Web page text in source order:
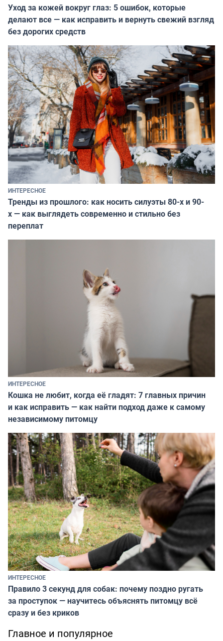
Уход за кожей вокруг глаз: 5 ошибок, которые
делают все — как исправить и вернуть свежий взгляд
без дорогих средств
ИНТЕРЕСНОЕ
Тренды из прошлого: как носить силуэты 80-х и 90-
х — как выглядеть современно и стильно без
переплат
ИНТЕРЕСНОЕ
Кошка не любит, когда её гладят: 7 главных причин
и как исправить — как найти подход даже к самому
независимому питомцу
ИНТЕРЕСНОЕ
Правило 3 секунд для собак: почему поздно ругать
за проступок — научитесь объяснять питомцу всё
сразу и без криков
Главное и популярное